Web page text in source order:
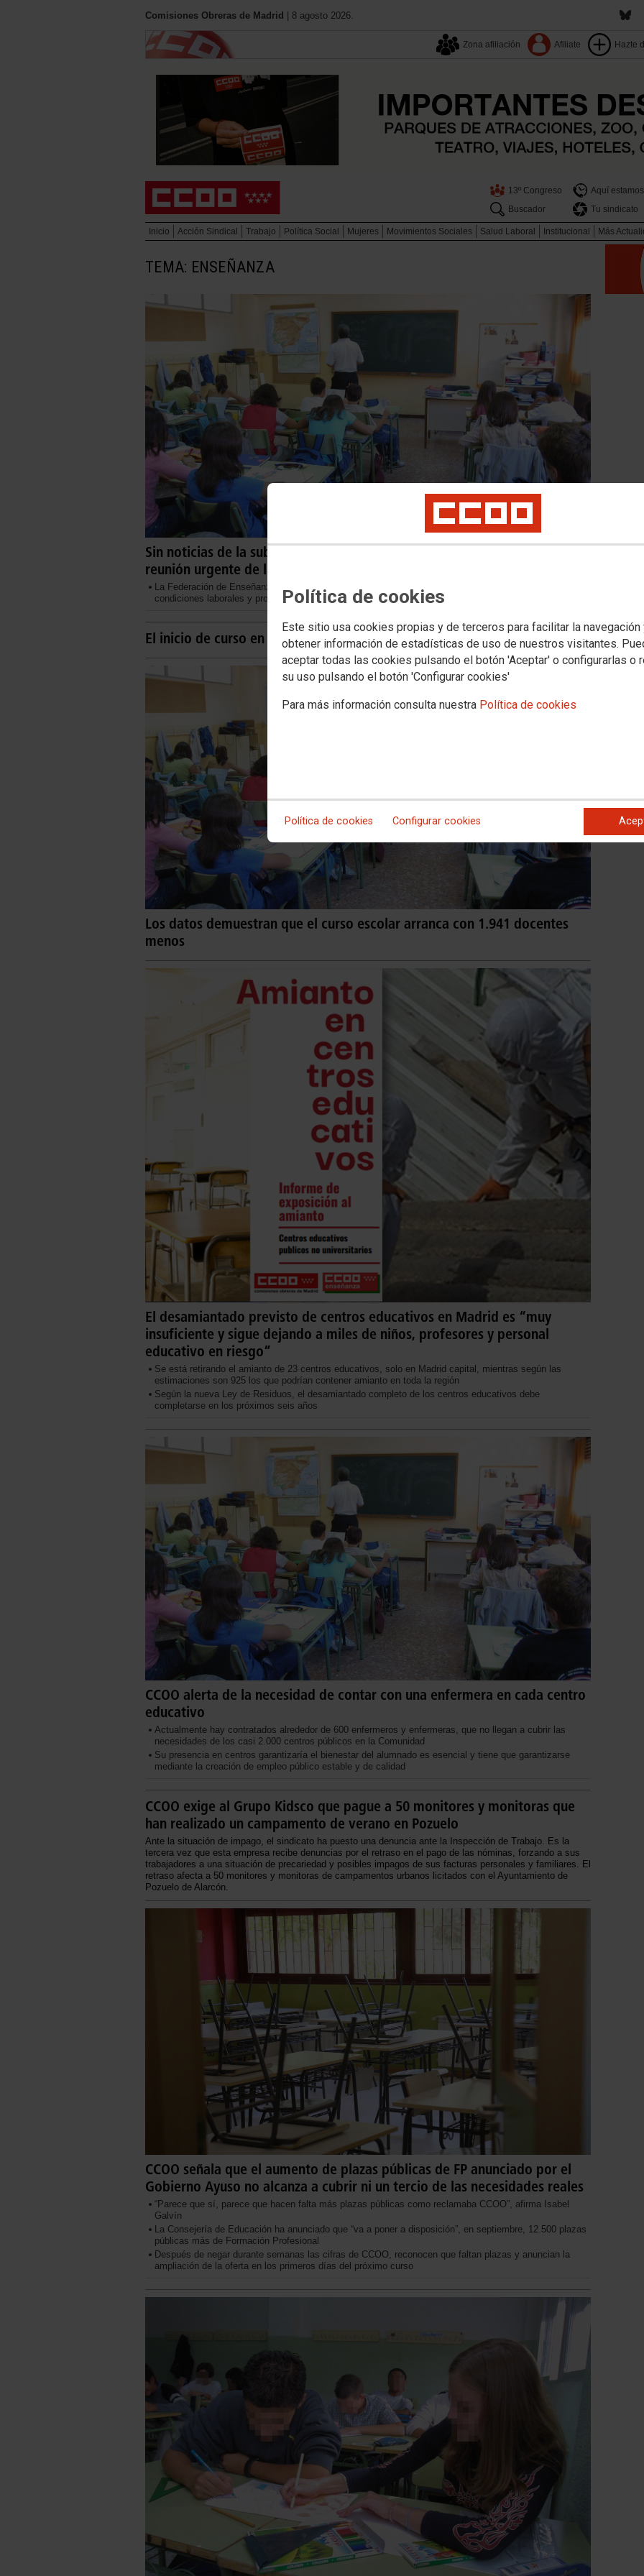
Política de cookies
Este sitio usa cookies propias y de terceros para facilitar la navegación
obtener información de estadísticas de uso de nuestros visitantes.
aceptar todas las cookies pulsando el botón 'Aceptar' o configurarlas o
su uso pulsando el botón 'Configurar cookies'
Para más información consulta nuestra Política de cookies
Política de cookies Configurar cookies
Comisiones Obreras de Madrid | 8 agosto 2026.
Zona afiliación Afiliate Hazte
13º Congreso Aquí estamos
Buscador
Tu sindicato
Inicio Acción Sindical Trabajo Política Social Mujeres Movimientos Sociales Salud Laboral Institucional Más
TEMA: ENSEÑANZA
Sin noticias de la subida salarial al profesorado madrileño: CCOO solicita
reunión urgente de la mesa sectorial
La Federación de Enseñanza de CCOO Madrid exige también al Gobierno regional que mejore las
condiciones laborales y profesionales del profesorado.
El inicio de curso en Infantil y Primaria más caótico de los últimos años
Los datos demuestran que el curso escolar arranca con 1.941 docentes
menos
El desamiantado previsto de centros educativos en Madrid es “muy
insuficiente y sigue dejando a miles de niños, profesores y personal
educativo en riesgo”
Se está retirando el amianto de 23 centros educativos, solo en Madrid capital, mientras según las
estimaciones son 925 los que podrían contener amianto en toda la región
Según la nueva Ley de Residuos, el desamiantado completo de los centros educativos debe
completarse en los próximos seis años
CCOO alerta de la necesidad de contar con una enfermera en cada centro
educativo
Actualmente hay contratados alrededor de 600 enfermeros y enfermeras, que no llegan a cubrir las
necesidades de los casi 2.000 centros públicos en la Comunidad
Su presencia en centros garantizaría el bienestar del alumnado es esencial y tiene que garantizarse
mediante la creación de empleo público estable y de calidad
CCOO exige al Grupo Kidsco que pague a 50 monitores y monitoras que
han realizado un campamento de verano en Pozuelo
Ante la situación de impago, el sindicato ha puesto una denuncia ante la Inspección de Trabajo. Es la
tercera vez que esta empresa recibe denuncias por el retraso en el pago de las nóminas, forzando a sus
trabajadores a una situación de precariedad y posibles impagos de sus facturas personales y familiares. El
retraso afecta a 50 monitores y monitoras de campamentos urbanos licitados con el Ayuntamiento de
Pozuelo de Alarcón.
CCOO señala que el aumento de plazas públicas de FP anunciado por el
Gobierno Ayuso no alcanza a cubrir ni un tercio de las necesidades reales
“Parece que sí, parece que hacen falta más plazas públicas como reclamaba CCOO”, afirma Isabel
Galvín
La Consejería de Educación ha anunciado que “va a poner a disposición”, en septiembre, 12.500 plazas
públicas más de Formación Profesional
Después de negar durante semanas las cifras de CCOO, reconocen que faltan plazas y anuncian la
ampliación de la oferta en los primeros días del próximo curso